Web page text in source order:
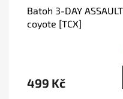
Batoh 3-DAY
coyote [TCX]
499 Kč